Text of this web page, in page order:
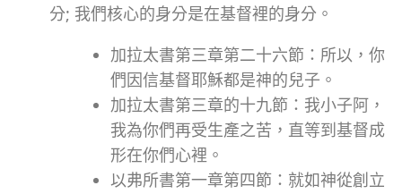
分; 我們核心的身分是在基督裡的身分。
加拉太書第三章第二十六節：所以，你
們因信基督耶穌都是神的兒子。
加拉太書第三章的十九節：我小子阿，
我為你們再受生產之苦，直等到基督成
形在你們心裡。
以弗所書第一章第四節：就如神從創立